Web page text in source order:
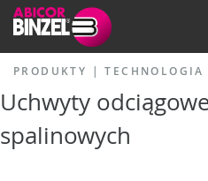
PRODUKTY |TECHNOLOGIA
Uchwyty
spalinowych